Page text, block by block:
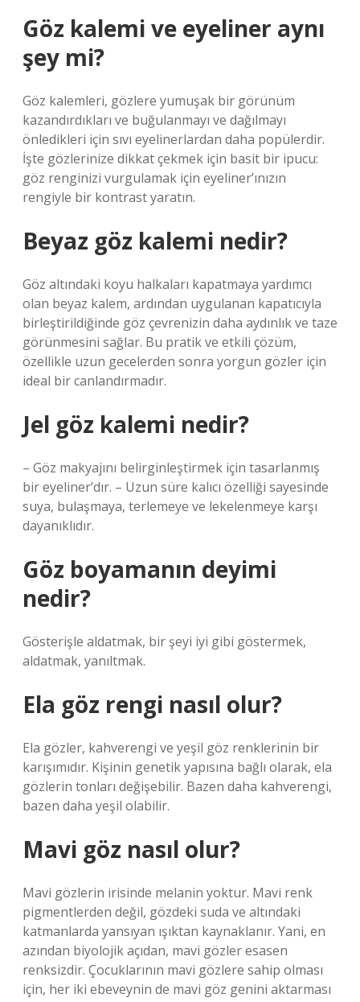
Göz kalemi ve eyeliner aynı
şey mi?
Göz kalemleri, gözlere yumuşak bir görünüm
kazandırdıkları ve buğulanmayı ve dağılmayı
önledikleri için sıvı eyelinerlardan daha popülerdir.
İşte gözlerinize dikkat çekmek için basit bir ipucu:
göz renginizi vurgulamak için eyeliner’ınızın
rengiyle bir kontrast yaratın.
Beyaz göz kalemi nedir?
Göz altındaki koyu halkaları kapatmaya yardımcı
olan beyaz kalem, ardından uygulanan kapatıcıyla
birleştirildiğinde göz çevrenizin daha aydınlık ve taze
görünmesini sağlar. Bu pratik ve etkili çözüm,
özellikle uzun gecelerden sonra yorgun gözler için
ideal bir canlandırmadır.
Jel göz kalemi nedir?
– Göz makyajını belirginleştirmek için tasarlanmış
bir eyeliner’dır. – Uzun süre kalıcı özelliği sayesinde
suya, bulaşmaya, terlemeye ve lekelenmeye karşı
dayanıklıdır.
Göz boyamanın deyimi
nedir?
Gösterişle aldatmak, bir şeyi iyi gibi göstermek,
aldatmak, yanıltmak.
Ela göz rengi nasıl olur?
Ela gözler, kahverengi ve yeşil göz renklerinin bir
karışımıdır. Kişinin genetik yapısına bağlı olarak, ela
gözlerin tonları değişebilir. Bazen daha kahverengi,
bazen daha yeşil olabilir.
Mavi göz nasıl olur?
Mavi gözlerin irisinde melanin yoktur. Mavi renk
pigmentlerden değil, gözdeki suda ve altındaki
katmanlarda yansıyan ışıktan kaynaklanır. Yani, en
azından biyolojik açıdan, mavi gözler esasen
renksizdir. Çocuklarının mavi gözlere sahip olması
için, her iki ebeveynin de mavi göz genini aktarması